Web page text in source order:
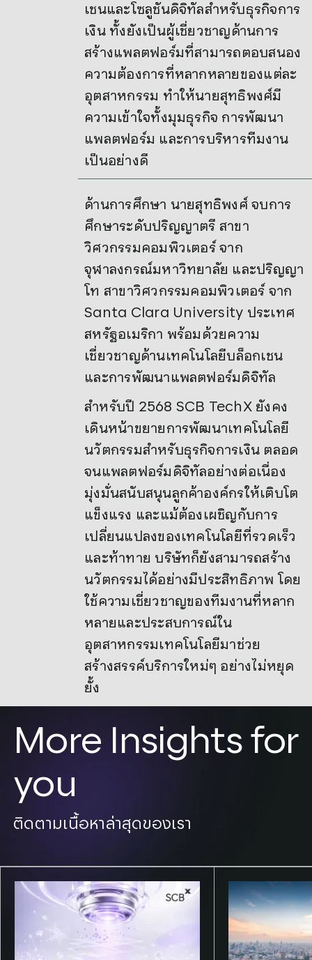
เชนและโซลูชันดิจิทัลสำหรับธุรกิจการ
เงิน ทั้งยังเป็นผู้เชี่ยวชาญด้านการ
สร้างแพลตฟอร์มที่สามารถตอบสนอง
ความต้องการที่หลากหลายของแต่ละ
อุตสาหกรรม ทำให้นายสุทธิพงศ์มี
ความเข้าใจทั้งมุมธุรกิจ การพัฒนา
แพลตฟอร์ม และการบริหารทีมงาน
เป็นอย่างดี
ด้านการศึกษา นายสุทธิพงศ์ จบการ
ศึกษาระดับปริญญาตรี สาขา
วิศวกรรมคอมพิวเตอร์ จาก
จุฬาลงกรณ์มหาวิทยาลัย และปริญญา
โท สาขาวิศวกรรมคอมพิวเตอร์ จาก
Santa Clara University ประเทศ
สหรัฐอเมริกา พร้อมด้วยความ
เชี่ยวชาญด้านเทคโนโลยีบล็อกเชน
และการพัฒนาแพลตฟอร์มดิจิทัล
สำหรับปี 2568 SCB TechX ยังคง
เดินหน้าขยายการพัฒนาเทคโนโลยี
นวัตกรรมสำหรับธุรกิจการเงิน ตลอด
จนแพลตฟอร์มดิจิทัลอย่างต่อเนื่อง
มุ่งมั่นสนับสนุนลูกค้าองค์กรให้เติบโต
แข็งแรง และแม้ต้องเผชิญกับการ
เปลี่ยนแปลงของเทคโนโลยีที่รวดเร็ว
และท้าทาย บริษัทก็ยังสามารถสร้าง
นวัตกรรมได้อย่างมีประสิทธิภาพ โดย
ใช้ความเชี่ยวชาญของทีมงานที่หลาก
หลายและประสบการณ์ใน
อุตสาหกรรมเทคโนโลยีมาช่วย
สร้างสรรค์บริการใหม่ๆ อย่างไม่หยุด
ยั้ง
More Insights for
you
ติดตามเนื้อหาล่าสุดของเรา